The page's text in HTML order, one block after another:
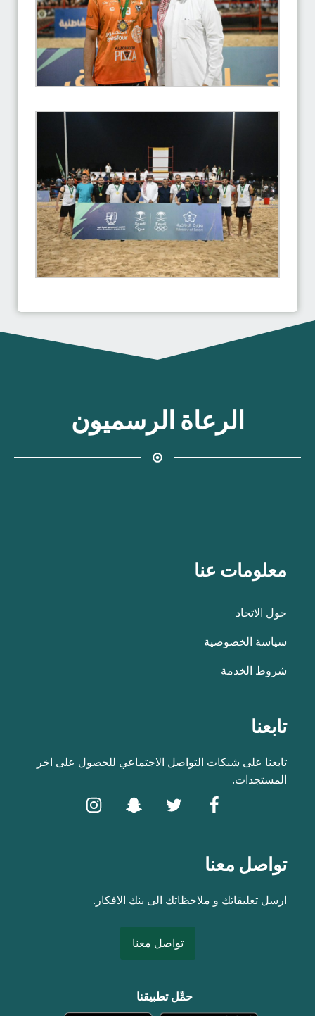
الرعاة الرسميون
معلومات عنا
حول الاتحاد
سياسة الخصوصية
شروط الخدمة
تابعنا
تابعنا على شبكات التواصل الاجتماعي للحصول على اخر
المستجدات.
تواصل معنا
ارسل تعليقاتك و ملاحظاتك الى بنك الافكار.
تواصل معنا
حمِّل تطبيقنا